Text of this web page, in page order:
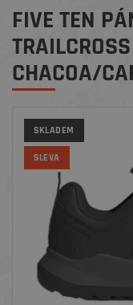
FIVE TEN
CHACOA/
SKLADEM
SLEVA